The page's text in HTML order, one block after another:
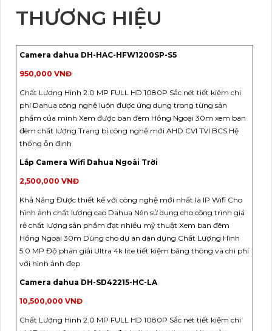
THƯƠNG HIỆU
Camera dahua DH-HAC-HFW1200SP-S5
950,000 VNĐ
Chất Lượng Hình 2.0 MP FULL HD 1080P Sắc nét tiết kiệm chi
phí Dahua công nghệ luôn được ứng dụng trong từng sản
phẩm của mình Xem được ban đêm Hồng Ngoại 30m xem ban
đêm chất lượng Trang bị công nghệ mới AHD CVI TVI BCS Hệ
thống ỗn định
Lắp Camera Wifi Dahua Ngoài Trời
2,500,000 VNĐ
Khả Năng Được thiết kế với công nghệ mới nhất là IP Wifi Cho
hình ảnh chất lượng cao Dahua Nên sử dụng cho công trình giá
rẻ chất lượng sản phẩm đạt nhiều mỹ thuật Xem ban đêm
Hồng Ngoại 30m Dùng cho dự án dân dụng Chất Lượng Hình
5.0 MP Độ phân giải Ultra 4k lite tiết kiệm băng thông và chi phí
với hình ảnh đẹp
Camera dahua DH-SD42215-HC-LA
10,500,000 VNĐ
Chất Lượng Hình 2.0 MP FULL HD 1080P Sắc nét tiết kiệm chi